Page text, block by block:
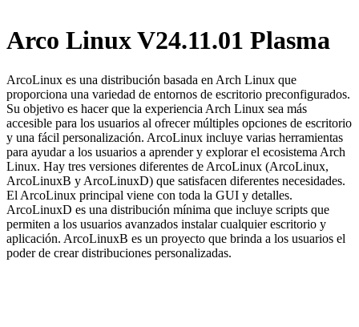
Arco Linux V24.11.01 Plasma
ArcoLinux es una distribución basada en Arch Linux que
proporciona una variedad de entornos de escritorio preconfigurados.
Su objetivo es hacer que la experiencia Arch Linux sea más
accesible para los usuarios al ofrecer múltiples opciones de escritorio
y una fácil personalización. ArcoLinux incluye varias herramientas
para ayudar a los usuarios a aprender y explorar el ecosistema Arch
Linux. Hay tres versiones diferentes de ArcoLinux (ArcoLinux,
ArcoLinuxB y ArcoLinuxD) que satisfacen diferentes necesidades.
El ArcoLinux principal viene con toda la GUI y detalles.
ArcoLinuxD es una distribución mínima que incluye scripts que
permiten a los usuarios avanzados instalar cualquier escritorio y
aplicación. ArcoLinuxB es un proyecto que brinda a los usuarios el
poder de crear distribuciones personalizadas.